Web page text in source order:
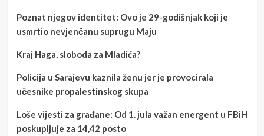
Poznat njegov identitet: Ovo je 29-godišnjak koji je
usmrtio nevjenčanu suprugu Maju
Kraj Haga, sloboda za Mladića?
Policija u Sarajevu kaznila ženu jer je provocirala
učesnike propalestinskog skupa
Loše vijesti za građane: Od 1. jula važan energent u FBiH
poskupljuje za 14,42 posto